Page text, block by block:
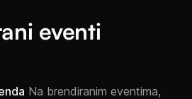
eventi
Na brendiranim eventima,